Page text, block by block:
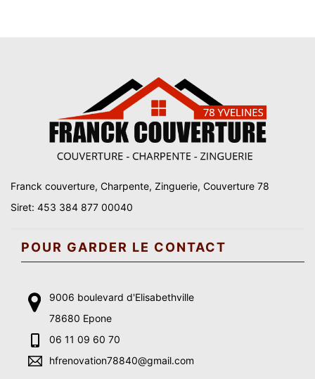
Franck couverture, Charpente, Zinguerie, Couverture 78
Siret: 453 384 877 00040
POUR GARDER LE CONTACT
9006 boulevard d'Elisabethville
78680 Epone
06 11 09 60 70
hfrenovation78840@gmail.com